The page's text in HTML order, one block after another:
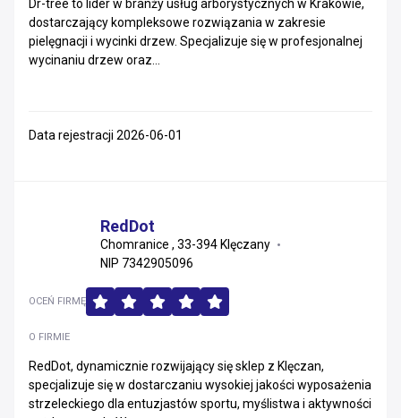
Opolskie
Pomorskie
Podkarpackie
Świętokrzyskie
Podlaskie
Dr-tree to lider w branży usług arborystycznych w Krakowie,
dostarczający kompleksowe rozwiązania w zakresie
pielęgnacji i wycinki drzew. Specjalizuje się w profesjonalnej
wycinaniu drzew oraz...
Data rejestracji 2026-06-01
RedDot
Chomranice , 33-394 Klęczany
NIP 7342905096
O FIRMIE
RedDot, dynamicznie rozwijający się sklep z Klęczan,
specjalizuje się w dostarczaniu wysokiej jakości wyposażenia
strzeleckiego dla entuzjastów sportu, myślistwa i aktywności
OCEŃ FIRMĘ